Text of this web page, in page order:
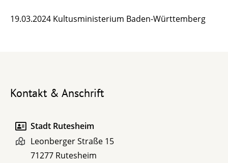
19.03.2024 Kultusministerium Baden-Württemberg
Kontakt & Anschrift
Stadt Rutesheim
Leonberger Straße 15
71277 Rutesheim